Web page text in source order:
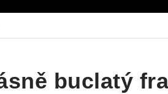
buclatý